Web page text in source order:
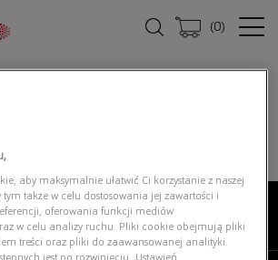
(0)
aby maksymalnie ułatwić Ci korzystanie z naszej
tym także w celu dostosowania jej zawartości i
oferowania funkcji mediów
w celu analizy ruchu. Pliki cookie obejmują pliki
treści oraz pliki do zaawansowanej analityki.